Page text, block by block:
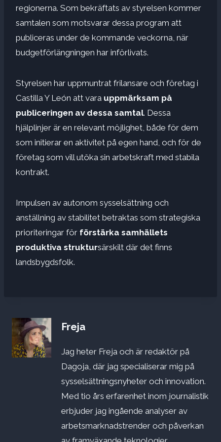
regionerna. Som bekräftats av styrelsen kommer
samtalen som motsvarar dessa program att
publiceras under de kommande veckorna, när
budgetförlängningen har införlivats.
Styrelsen har uppmuntrat frilansare och företag i
Castilla Y León att vara uppmärksam på
publiceringen av dessa samtal. Dessa
hjälplinjer är en relevant möjlighet, både för dem
som initierar en aktivitet på egen hand, och för de
företag som vill utöka sin arbetskraft med stabila
kontrakt.
Impulsen av autonom sysselsättning och
anställning av stabilitet betraktas som strategiska
prioriteringar för förstärka samhällets
produktiva struktursärskilt där det finns
landsbygdsfolk.
Freja
Jag heter Freja och är redaktör på
Dagoja, där jag specialiserar mig på
sysselsättningsnyheter och innovation.
Med tio års erfarenhet inom journalistik
erbjuder jag ingående analyser av
arbetsmarknadstrender och påverkan